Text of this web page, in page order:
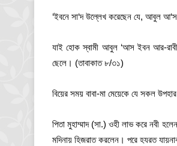
‘ইবনে সা‘দ উল্লেখ করেছেন যে, আবুল
যাই হোক স্বামী আবুল ‘আস ইবন আর-রাবী
ছেলে। (তাবাকাত ৮/৩১)
বিয়ের সময় বাবা-মা মেয়েকে যে সকল
পিতা মুহাম্মাদ (সা.) ওহী লাভ করে নবী
মদিনায় হিজরাত করলেন। পরে হযরত